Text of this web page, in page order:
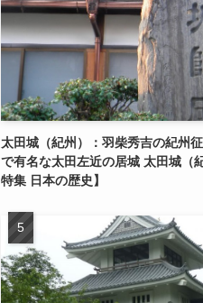
太田城（紀州）：羽柴秀吉の紀州
で有名な太田左近の居城 太田城（
特集 日本の歴史】